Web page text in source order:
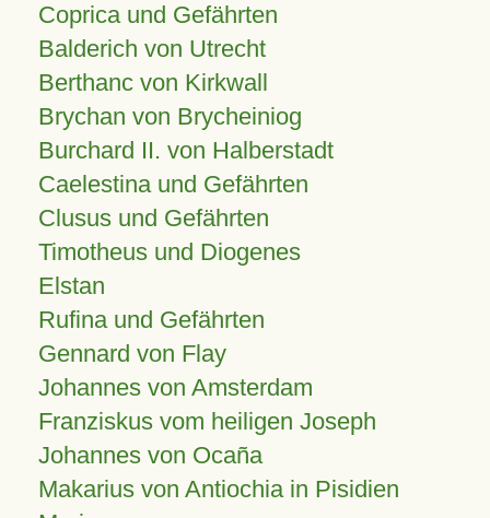
Coprica und Gefährten
Balderich von Utrecht
Berthanc von Kirkwall
Brychan von Brycheiniog
Burchard II. von Halberstadt
Caelestina und Gefährten
Clusus und Gefährten
Timotheus und Diogenes
Elstan
Rufina und Gefährten
Gennard von Flay
Johannes von Amsterdam
Franziskus vom heiligen Joseph
Johannes von Ocaña
Makarius von Antiochia in Pisidien